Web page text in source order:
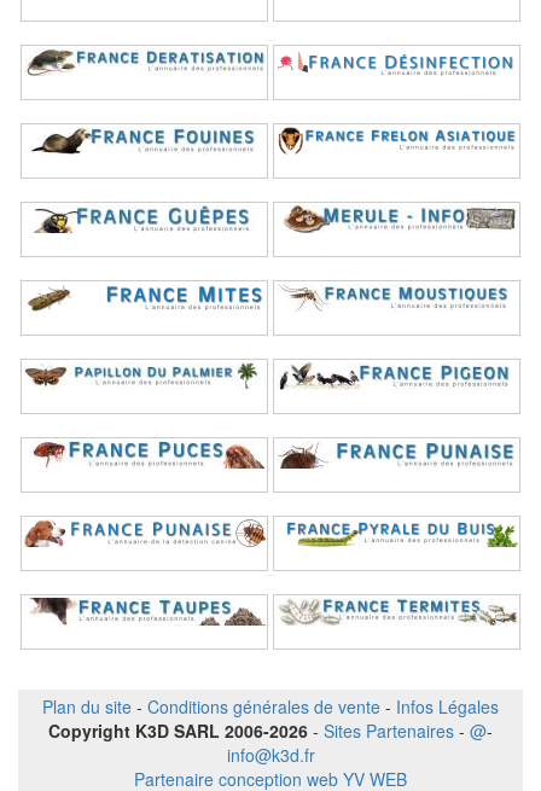
Plan du site - Conditions générales de vente - Infos Légales
Copyright K3D SARL 2006-2026 - Sites Partenaires - @-
info@k3d.fr
Partenaire conception web YV WEB